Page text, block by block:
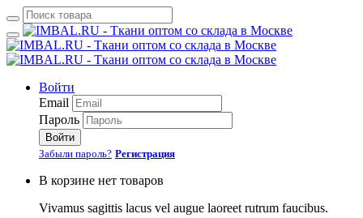
Войти
Email
Пароль
Войти
Забыли пароль? Регистрация
В корзине нет товаров
Vivamus sagittis lacus vel augue laoreet rutrum faucibus.